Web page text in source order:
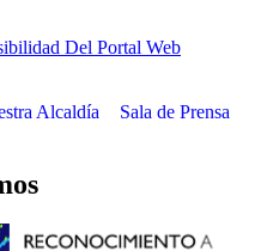
Del Portal Web
Alcaldía
Sala de Prensa